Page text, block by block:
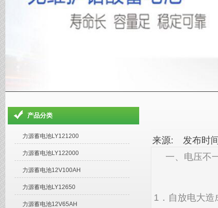
产品分类
力源蓄电池LY121200
力源蓄电池LY122000
力源蓄电池12V100AH
力源蓄电池LY12650
力源蓄电池12V65AH
来源: 发布时
一、电压不
1．自放电大造